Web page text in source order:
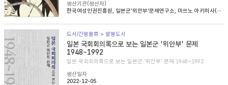
생산기관(생산자)
한국여성인권진흥원, 일본군'위안부'문제연구소, 마쓰노 아키히사(松野明久), 이승희
도서/간행물류 > 발행도서
일본 국회회의록으로 보는 일본군 '위안부' 문제
1948~1992
일본 국회회의록으로 보는 일본군 '위안부' 문제 1948~1992
생산일자
2022-12-05